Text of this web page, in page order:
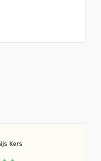
G Gijs Kers